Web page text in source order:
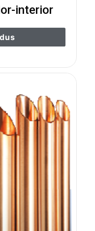
interior